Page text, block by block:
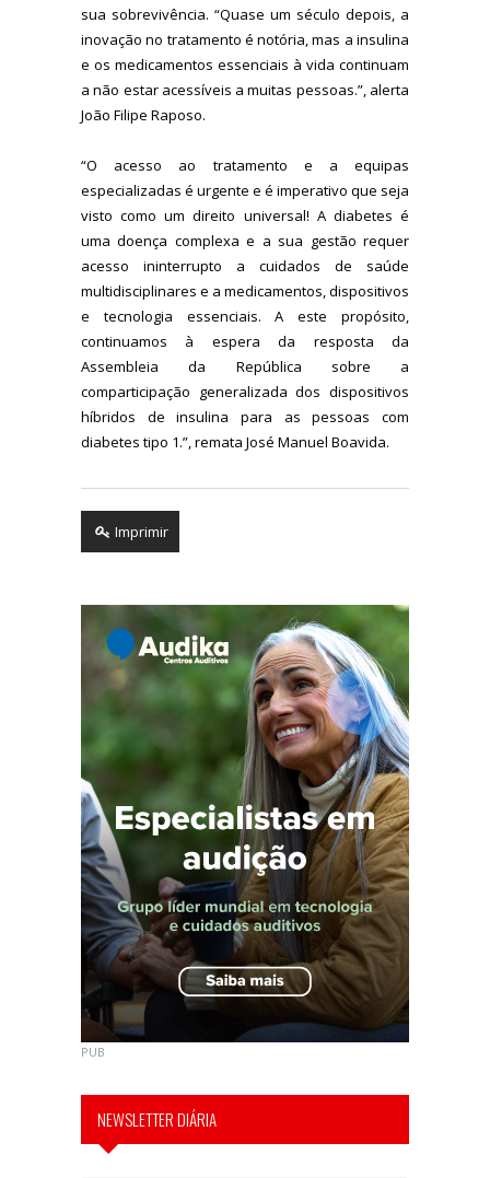
sua sobrevivência. “Quase um século depois, a
inovação no tratamento é notória, mas a insulina
e os medicamentos essenciais à vida continuam
a não estar acessíveis a muitas pessoas.”, alerta
João Filipe Raposo.
“O acesso ao tratamento e a equipas
especializadas é urgente e é imperativo que seja
visto como um direito universal! A diabetes é
uma doença complexa e a sua gestão requer
acesso ininterrupto a cuidados de saúde
multidisciplinares e a medicamentos, dispositivos
e tecnologia essenciais. A este propósito,
continuamos à espera da resposta da
Assembleia da República sobre a
comparticipação generalizada dos dispositivos
híbridos de insulina para as pessoas com
diabetes tipo 1.”, remata José Manuel Boavida.
Imprimir
PUB
NEWSLETTER DIÁRIA